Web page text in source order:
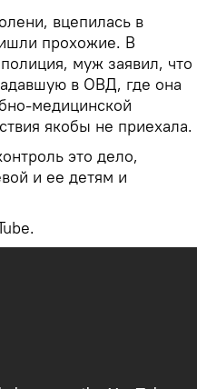
вцепилась в
прохожие. В
муж заявил, что
в ОВД, где она
медицинской
якобы не приехала.
это дело,
и ее детям и